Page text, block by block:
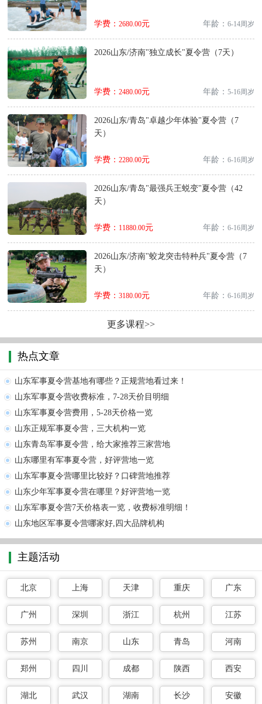
学费： 2680.00元 年龄： 6-14周岁
2026山东/济南"独立成长"夏令营（7天）
学费： 2480.00元 年龄： 5-16周岁
2026山东/青岛"卓越少年体验"夏令营（7
天）
学费： 2280.00元 年龄： 6-16周岁
2026山东/青岛"最强兵王蜕变"夏令营（42
天）
学费： 11880.00元 年龄： 6-16周岁
2026山东/济南"蛟龙突击特种兵"夏令营（7
天）
学费： 3180.00元 年龄： 6-16周岁
更多课程>>
热点文章
山东军事夏令营基地有哪些？正规营地看过来！
山东军事夏令营收费标准，7-28天价目明细
山东军事夏令营费用，5-28天价格一览
山东正规军事夏令营，三大机构一览
山东青岛军事夏令营，给大家推荐三家营地
山东哪里有军事夏令营，好评营地一览
山东军事夏令营哪里比较好？口碑营地推荐
山东少年军事夏令营在哪里？好评营地一览
山东军事夏令营7天价格表一览，收费标准明细！
山东地区军事夏令营哪家好,四大品牌机构
主题活动
北京 上海 天津 重庆 广东
广州 深圳 浙江 杭州 江苏
苏州 南京 山东 青岛 河南
郑州 四川 成都 陕西 西安
湖北 武汉 湖南 长沙 安徽